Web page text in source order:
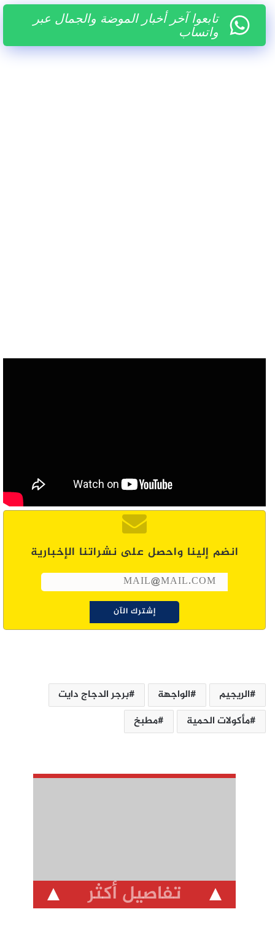
تابعوا آخر أخبار الموضة والجمال عبر
واتساب
انضم إلينا واحصل على نشراتنا الإخبارية
الريجيم الواجهة
برجر الدجاج دايت
مأكولات الحمية
مطبخ
تفاصيل أكثر